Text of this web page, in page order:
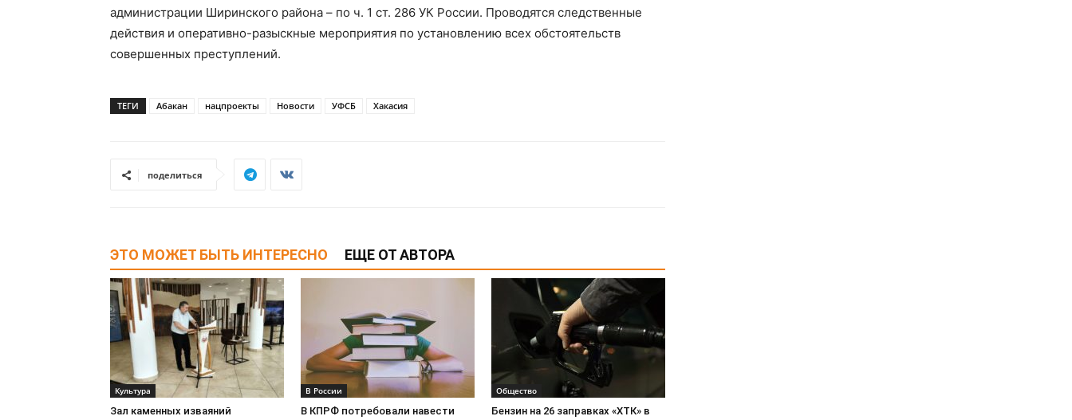
администрации Ширинского района – по ч. 1 ст. 286 УК России. Проводятся следственные
действия и оперативно-разыскные мероприятия по установлению всех обстоятельств
совершенных преступлений.
ТЕГИ Абакан нацпроекты Новости УФСБ Хакасия
поделиться
ЭТО МОЖЕТ БЫТЬ ИНТЕРЕСНО ЕЩЕ ОТ АВТОРА
Культура
Зал каменных изваяний
В России
В КПРФ потребовали навести
Общество
Бензин на 26 заправках «ХТК» в